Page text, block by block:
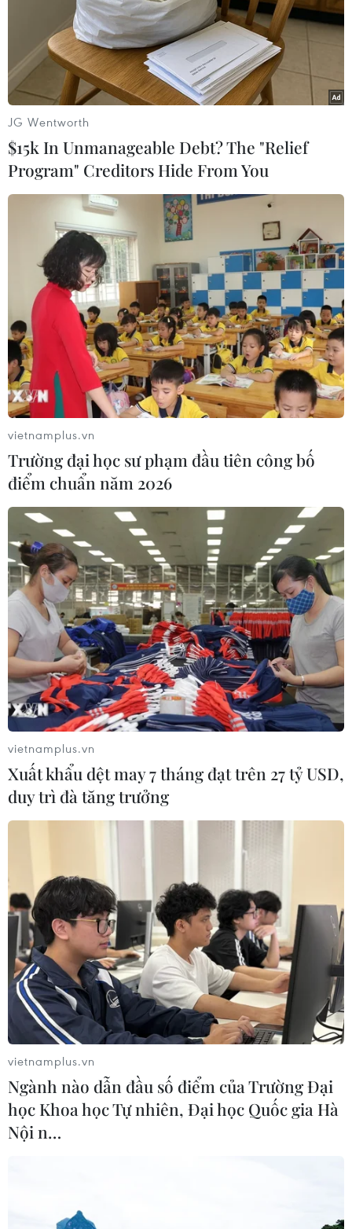
chốt lời
Giá vàng tăng phiên thứ tư liên tiếp, chạm mức
cao nhất trong 7 tuần
Giá vàng thế giới tăng mạnh nhất kể từ tháng
Hai
Giá vàng ngày 5/8: Bảng giá tại các công ty
vàng bạc đá quý
TIN LIÊN QUAN
Giá vàng thế giới giảm trước khi Mỹ công
bố số liệu lạm phát
13/02/2024 03:32
Vào lúc 1h47 sáng 13/2 (giờ Việt Nam), giá vàng giao
ngay giảm 0,2% xuống 2.020,97 USD/ounce; giá vàng
giao kỳ hạn của Mỹ cũng giảm 0,3% xuống 2.033
USD/ounce.
Giá vàng châu Á chịu áp lực đi xuống sau
dự báo mới về lạm phát
Nhà phân tích thị trường cho rằng giá vàng tương đối ít
biến động trong những phiên giao dịch gần đây, khi các
thị trường tiếp tục chờ đợi những tín hiệu rõ ràng hơn từ
Fed trong việc hạ lãi suất.
JG Wentworth
$15k In Unmanageable Debt? The "Relief
Program" Creditors Hide From You
vietnamplus.vn
Trường đại học sư phạm đầu tiên công bố
điểm chuẩn năm 2026
vietnamplus.vn
Xuất khẩu dệt may 7 tháng đạt trên 27 tỷ USD,
duy trì đà tăng trưởng
vietnamplus.vn
Ngành nào dẫn đầu số điểm của Trường Đại
học Khoa học Tự nhiên, Đại học Quốc gia Hà
Nội n…